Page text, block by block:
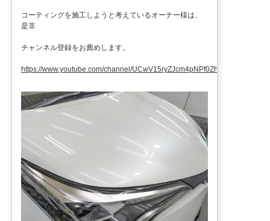
コーティングを施工しようと考えているオーナー様は、
是非
チャンネル登録をお薦めします。
https://www.youtube.com/channel/UCwV15ryZJcm4pNPf0ZhXu9g